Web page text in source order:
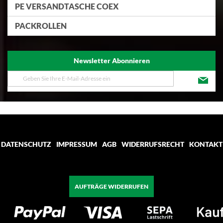
PE VERSANDTASCHE COEX
PACKROLLEN
Newsletter Abonnieren
Melden
Sie
unseren
DATENSCHUTZ
IMPRESSUM AGB WIDERRUFSRECHT KONTAKT
AUFTRÄGE WIDERRUFEN